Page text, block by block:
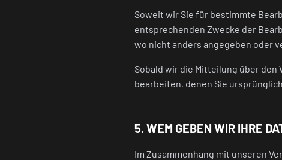
Soweit wir Sie für bestimmte
entsprechenden Zwecke der
wo nicht anders angegeben oder
Sobald wir die Mitteilung über
bearbeiten, denen Sie
5. WEM GEBEN WIR IHRE
Im Zusammenhang mit unseren